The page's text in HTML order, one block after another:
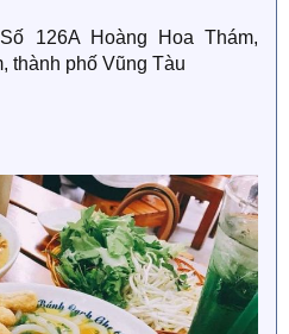
126A Hoàng Hoa Thám,
thành phố Vũng Tàu